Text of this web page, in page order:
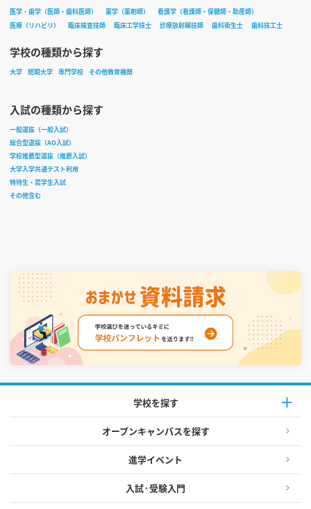
医学・歯学（医師・歯科医師） 薬学（薬剤師）
看護学（看護師・保健師・助産師）
医療（リハビリ）
臨床検査技師 臨床工学技士 診療放射線技師 歯科衛生士 歯科技工士
学校の種類から探す
大学 短期大学 専門学校 その他教育機関
入試の種類から探す
一般選抜（一般入試）
総合型選抜（AO入試）
学校推薦型選抜（推薦入試）
大学入学共通テスト利用
特待生・奨学生入試
その他含む
学校を探す
オープンキャンパスを探す
進学イベント
入試·受験入門